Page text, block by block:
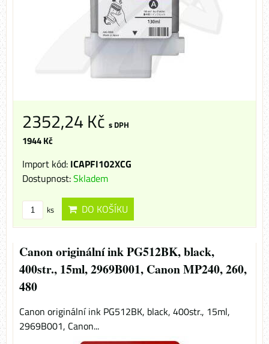
2352,24 Kč s DPH
1944 Kč
Import kód: ICAPFI102XCG
Dostupnost:Skladem
ks DO KOŠÍKU
Canon originální ink PG512BK, black,
400str., 15ml, 2969B001, Canon MP240, 260,
480
Canon originální ink PG512BK, black, 400str., 15ml,
2969B001, Canon...